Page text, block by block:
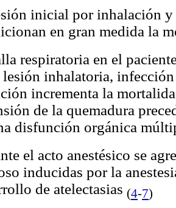
inicial por inhalación
en gran medida la
respiratoria en el
lesión inhalatoria,
incrementa la
de la quemadura
disfunción orgánica
el acto anestésico se
inducidas por la
de atelectasias (4-7)